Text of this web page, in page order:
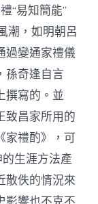
“易知簡能”
潮，如明朝呂
過變通家禮儀
孫奇逢自言
撰寫的。並
致昌家所用的
家禮酌》，可
生涯方法產
散佚的情況來